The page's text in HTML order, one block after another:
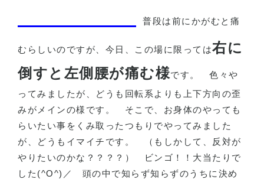
普段は前にかがむと痛
むらしいのですが、今日、この場に限っては右に
倒すと左側腰が痛む様です。
色々や
ってみましたが、どうも回転系よりも上下方向の歪
みがメインの様です。
そこで、お身体のやっても
らいたい事をくみ取ったつもりでやってみました
が、どうもイマイチです。
（もしかして、反対が
やりたいのかな？？？？）
ビンゴ！！大当たりで
した (^O^) ／
頭の中で知らず知らずのうちに決め